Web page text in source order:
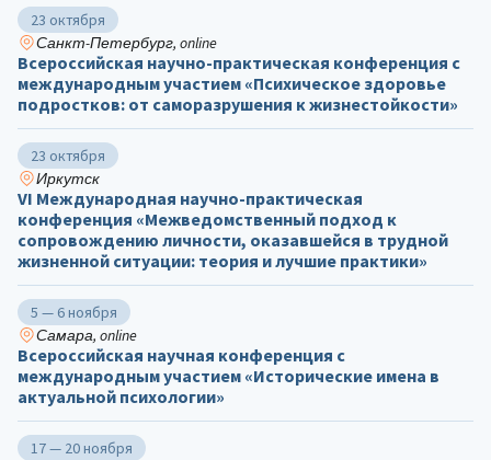
23 октября
Санкт-Петербург, online
Всероссийская научно-практическая конференция с
международным участием «Психическое здоровье
подростков: от саморазрушения к жизнестойкости»
23 октября
Иркутск
VI Международная научно-практическая
конференция «Межведомственный подход к
сопровождению личности, оказавшейся в трудной
жизненной ситуации: теория и лучшие практики»
5 — 6 ноября
Самара, online
Всероссийская научная конференция с
международным участием «Исторические имена в
актуальной психологии»
17 — 20 ноября